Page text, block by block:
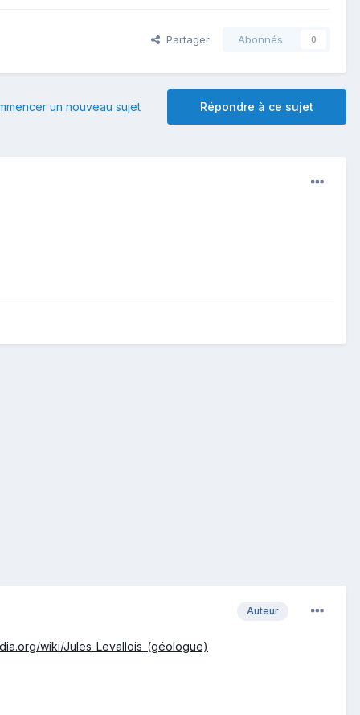
Partager Abonnés 0
Répondre à ce sujet
un nouveau sujet
Auteur
wiki/Jules_Levallois_(géologue)